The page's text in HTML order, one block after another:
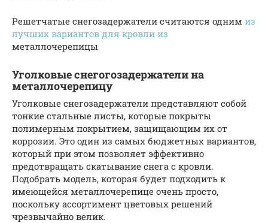
Решетчатые снегозадержатели считаются одним из
лучших вариантов для кровли из
металлочерепицы
Уголковые снегогозадержатели на
металлочерепицу
Уголковые снегозадержатели представляют собой
тонкие стальные листы, которые покрыты
полимерным покрытием, защищающим их от
коррозии. Это один из самых бюджетных вариантов,
который при этом позволяет эффективно
предотвращать скатывание снега с кровли.
Подобрать модель, которая будет подходить к
имеющейся металлочерепице очень просто,
поскольку ассортимент цветовых решений
чрезвычайно велик.